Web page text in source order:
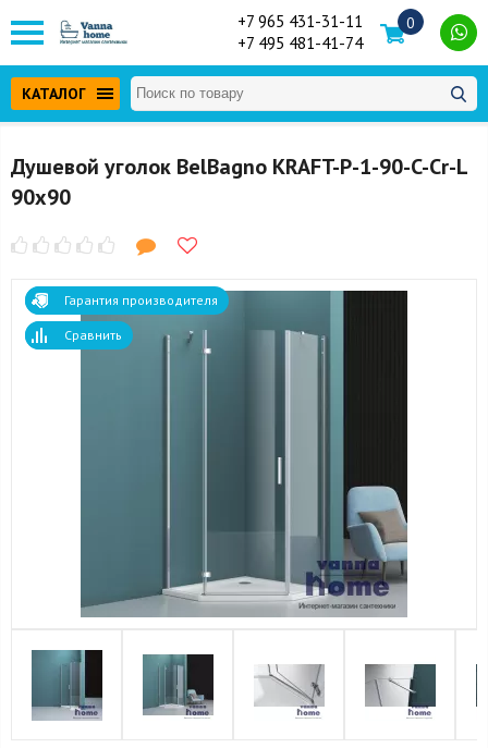
+7 965 431-31-11
+7 495 481-41-74
0
КАТАЛОГ
Душевой уголок BelBagno KRAFT-P-1-90-C-Cr-L
90x90
Гарантия производителя
Сравнить